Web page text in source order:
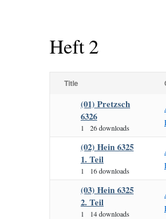
Heft 2
Title
(01) Pretzsch
6326
1 26 downloads
(02) Hein 6325
1. Teil
1 16 downloads
(03) Hein 6325
2. Teil
1 14 downloads